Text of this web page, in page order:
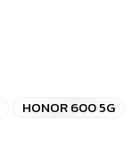
HONOR 600 5G